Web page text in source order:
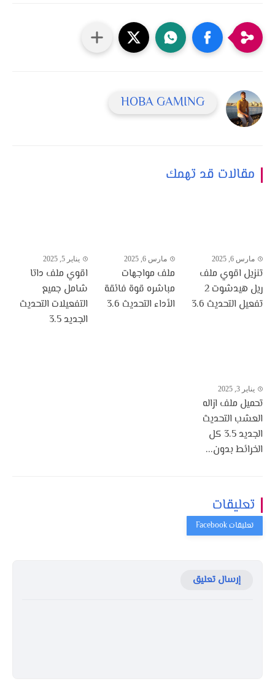
HOBA GAMING
مقالات قد تهمك
مارس 6, 2025
تنزيل اقوي ملف
ريل هيدشوت 2
تفعيل التحديث 3.6
مارس 6, 2025
ملف مواجهات
مباشره قوة فائقة
الأداء التحديث 3.6
يناير 5, 2025
اقوي ملف داتا
شامل جميع
التفعيلات التحديث
الجديد 3.5
يناير 3, 2025
تحميل ملف ازاله
العشب التحديث
الجديد 3.5 كل
الخرائط بدون...
تعليقات
إرسال تعليق